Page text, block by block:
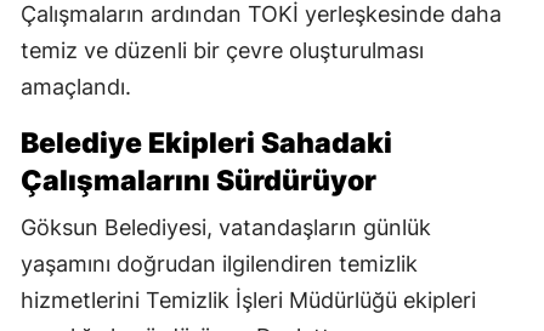
Çalışmaların ardından TOKİ yerleşkesinde daha
temiz ve düzenli bir çevre oluşturulması
amaçlandı.
Belediye Ekipleri Sahadaki
Çalışmalarını Sürdürüyor
Göksun Belediyesi, vatandaşların günlük
yaşamını doğrudan ilgilendiren temizlik
hizmetlerini Temizlik İşleri Müdürlüğü ekipleri